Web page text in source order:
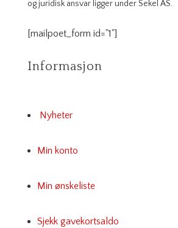
og juridisk ansvar ligger under Sekel AS.
[mailpoet_form id="1"]
Informasjon
Nyheter
Min konto
Min ønskeliste
Sjekk gavekortsaldo